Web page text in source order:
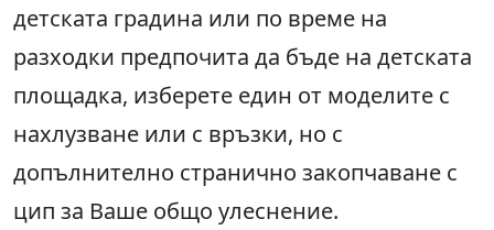
детската градина или по време на
разходки предпочита да бъде на детската
площадка, изберете един от моделите с
нахлузване или с връзки, но с
допълнително странично закопчаване с
цип за Ваше общо улеснение.